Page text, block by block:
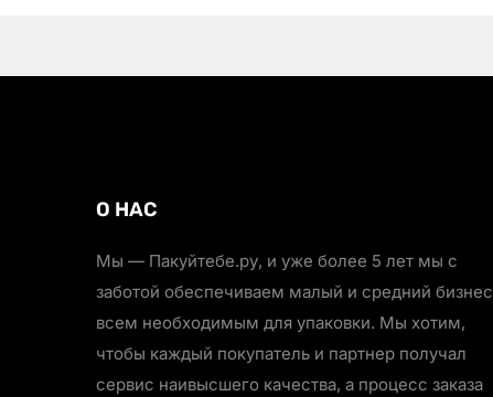
О НАС
Мы — Пакуйтебе.ру, и уже более 5 лет мы с
заботой обеспечиваем малый и средний бизнес
всем необходимым для упаковки. Мы хотим,
чтобы каждый покупатель и партнер получал
сервис наивысшего качества, а процесс заказа